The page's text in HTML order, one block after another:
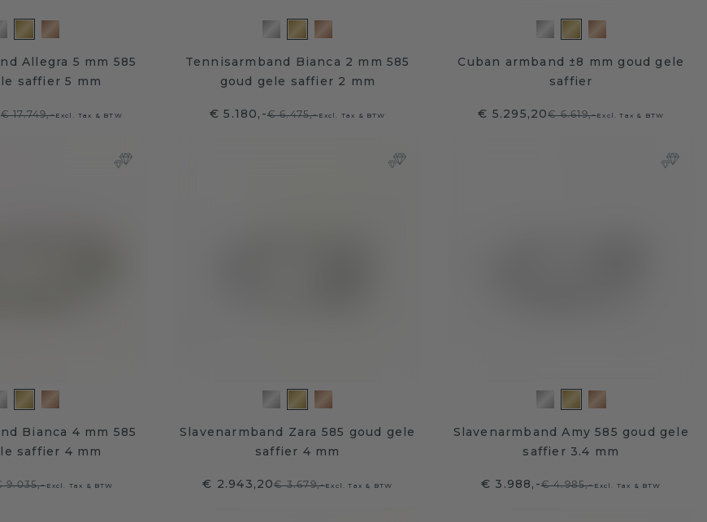
Allegra 5 mm 585
saffier 5 mm
€ 17.749,-Excl. Tax & BTW
Tennisarmband Bianca 2 mm 585
goud gele saffier 2 mm
€ 5.180,-€ 6.475,-Excl. Tax & BTW
Cuban armband ±8 mm goud gele
saffier
€ 5.295,20€ 6.619,-Excl. Tax & BTW
Bianca 4 mm 585
saffier 4 mm
9.035,-Excl. Tax & BTW
Slavenarmband Zara 585 goud gele
saffier 4 mm
€ 2.943,20€ 3.679,-Excl. Tax & BTW
Slavenarmband Amy 585 goud gele
saffier 3.4 mm
€ 3.988,-€ 4.985,-Excl. Tax & BTW